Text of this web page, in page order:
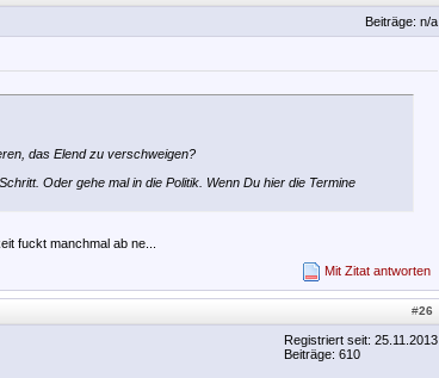
Beiträge: n/a
das Elend zu verschweigen?
Oder gehe mal in die Politik. Wenn Du hier die Termine
fuckt manchmal ab ne...
Mit Zitat antworten
#26
Registriert seit: 25.11.2013
Beiträge: 610